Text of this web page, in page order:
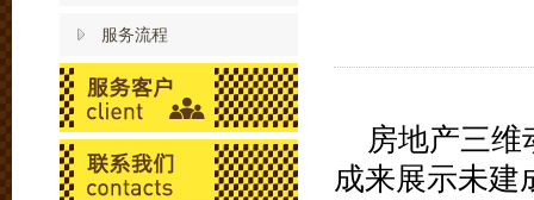
服务流程
房地产三
成来展示未建